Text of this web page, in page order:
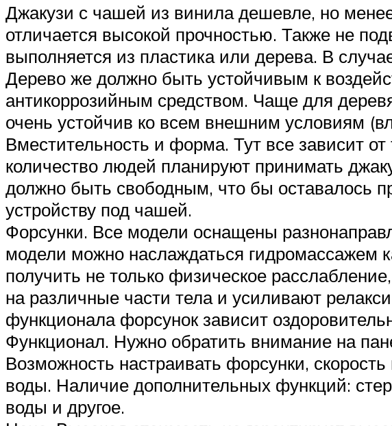
Джакузи с чашей из винила дешевле, но
отличается высокой прочностью. Также не
выполняется из пластика или дерева. В
Дерево же должно быть устойчивым к
антикоррозийным средством. Чаще для
очень устойчив ко всем внешним условиям
Вместительность и форма. Тут все зависит
количество людей планируют принимать
должно быть свободным, что бы оставалось
устройству под чашей.
Форсунки. Все модели оснащены
модели можно наслаждаться гидромассажем
получить не только физическое
на различные части тела и усиливают
функционала форсунок зависит
Функционал. Нужно обратить внимание на
Возможность настраивать форсунки,
воды. Наличие дополнительных функций:
воды и другое.